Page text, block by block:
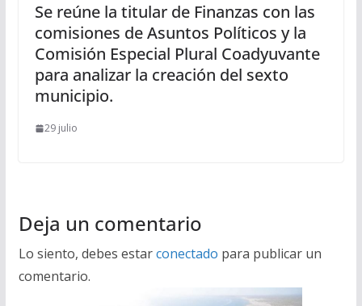
Se reúne la titular de Finanzas con las
comisiones de Asuntos Políticos y la
Comisión Especial Plural Coadyuvante
para analizar la creación del sexto
municipio.
29 julio
Deja un comentario
Lo siento, debes estarconectado para publicar un
comentario.